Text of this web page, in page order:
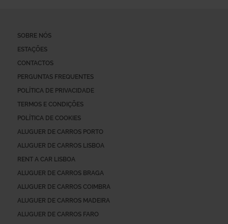
SOBRE NÓS
ESTAÇÕES
CONTACTOS
PERGUNTAS FREQUENTES
POLÍTICA DE PRIVACIDADE
TERMOS E CONDIÇÕES
POLÍTICA DE COOKIES
ALUGUER DE CARROS PORTO
ALUGUER DE CARROS LISBOA
RENT A CAR LISBOA
ALUGUER DE CARROS BRAGA
ALUGUER DE CARROS COIMBRA
ALUGUER DE CARROS MADEIRA
ALUGUER DE CARROS FARO